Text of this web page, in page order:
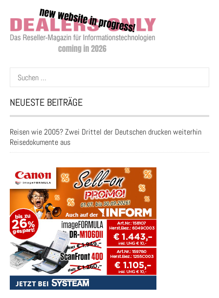
Suchen
nach:
NEUESTE BEITRÄGE
Reisen wie 2005? Zwei Drittel der Deutschen drucken weiterhin
Reisedokumente aus